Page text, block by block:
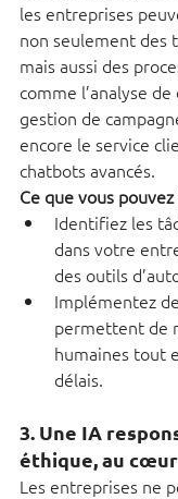
les entreprises
non seulement des
mais aussi des
comme l’analyse
gestion de
encore le service
chatbots avancés.
Ce que vous
Identifiez les
dans votre
des outils
Implémentez
permettent de
humaines tout
délais.
3. Une IA
éthique, au
Les entreprises ne